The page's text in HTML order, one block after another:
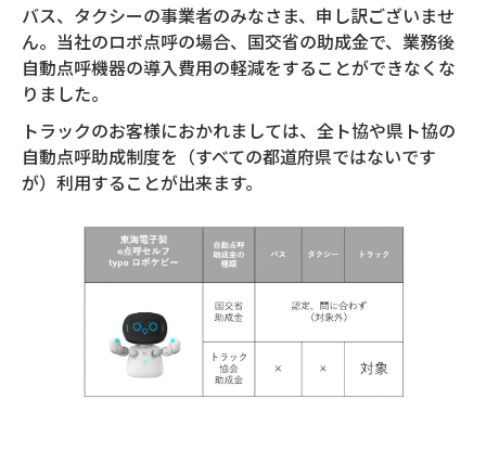
バス、タクシーの事業者のみなさま、申し訳ございませ
ん。当社のロボ点呼の場合、国交省の助成金で、業務後
自動点呼機器の導入費用の軽減をすることができなくな
りました。
トラックのお客様におかれましては、全ト協や県ト協の
自動点呼助成制度を（すべての都道府県ではないです
が）利用することが出来ます。